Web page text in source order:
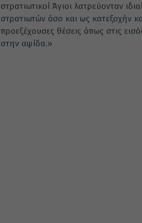
στρατιωτικοί Άγιοι λατρεύονταν
στρατιωτών όσο και ως κατεξοχήν
προεξέχουσες θέσεις όπως στις
στην αψίδα.»